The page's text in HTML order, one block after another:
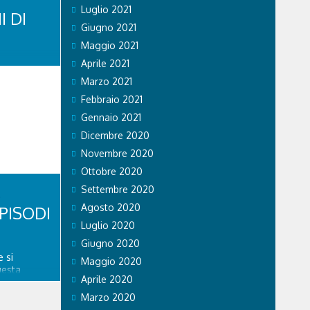
DI
sul
recano
si
Luglio 2021
Giugno 2021
Maggio 2021
Aprile 2021
Marzo 2021
Febbraio 2021
Gennaio 2021
Dicembre 2020
Novembre 2020
Ottobre 2020
Settembre 2020
Agosto 2020
Luglio 2020
Giugno 2020
Maggio 2020
Aprile 2020
Marzo 2020